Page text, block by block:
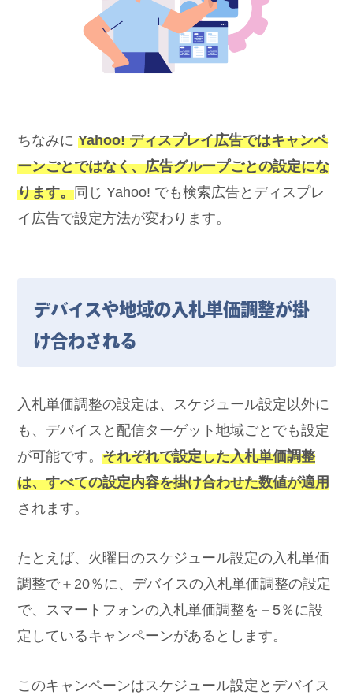
ちなみにYahoo! ディスプレイ広告ではキャンペ
ーンごとではなく、広告グループごとの設定にな
ります。同じ Yahoo! でも検索広告とディスプレ
イ広告で設定方法が変わります。
デバイスや地域の入札単価調整が掛
け合わされる
入札単価調整の設定は、スケジュール設定以外に
も、デバイスと配信ターゲット地域ごとでも設定
が可能です。それぞれで設定した入札単価調整
は、すべての設定内容を掛け合わせた数値が適用
されます。
たとえば、火曜日のスケジュール設定の入札単価
調整で＋20％に、デバイスの入札単価調整の設定
で、スマートフォンの入札単価調整を－5％に設
定しているキャンペーンがあるとします。
このキャンペーンはスケジュール設定とデバイス